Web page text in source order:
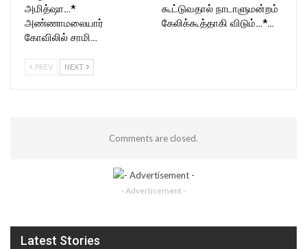
அமித்ஷா…*
அண்ணாமலையார்
கோவிலில் சாமி…
கூட்டுவதால் நாடாளுமன்றம்
கேலிக்கூத்தாகி விடும்…*…
PREV NEXT
Comments are closed.
- Advertisement -
Latest Stories